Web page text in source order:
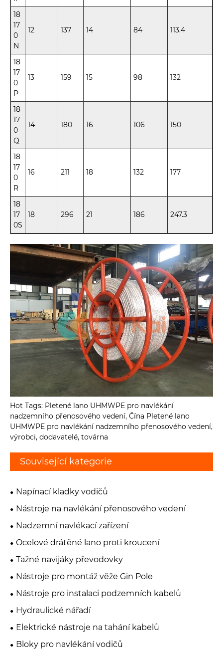
18
17
0
N
12 137 14 84 113.4
18
17
0
P
13 159 15 98 132
18
17
0
Q
14 180 16 106 150
18
17
0
R
16 211 18 132 177
18
17
0S
18 296 21 186 247.3
Hot Tags: Pletené lano UHMWPE pro navlékání
nadzemního přenosového vedení, Čína Pletené lano
UHMWPE pro navlékání nadzemního přenosového vedení,
výrobci, dodavatelé, továrna
Související kategorie
Napínací kladky vodičů
Nástroje na navlékání přenosového vedení
Nadzemní navlékací zařízení
Ocelové drátěné lano proti kroucení
Tažné navijáky převodovky
Nástroje pro montáž věže Gin Pole
Nástroje pro instalaci podzemních kabelů
Hydraulické nářadí
Elektrické nástroje na tahání kabelů
Bloky pro navlékání vodičů